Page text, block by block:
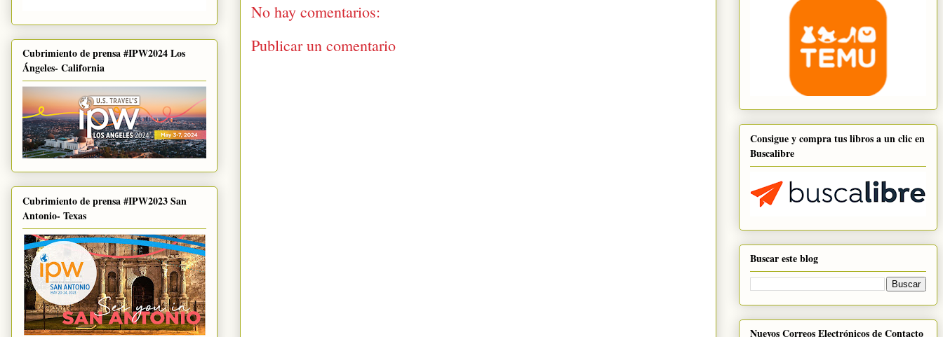
No hay comentarios:
Publicar un comentario
Cubrimiento de prensa #IPW2024 Los
Ángeles- California
Cubrimiento de prensa #IPW2023 San
Antonio- Texas
Consigue y compra tus libros a un clic en
Buscalibre
Buscar este blog
Nuevos Correos Electrónicos de Contacto